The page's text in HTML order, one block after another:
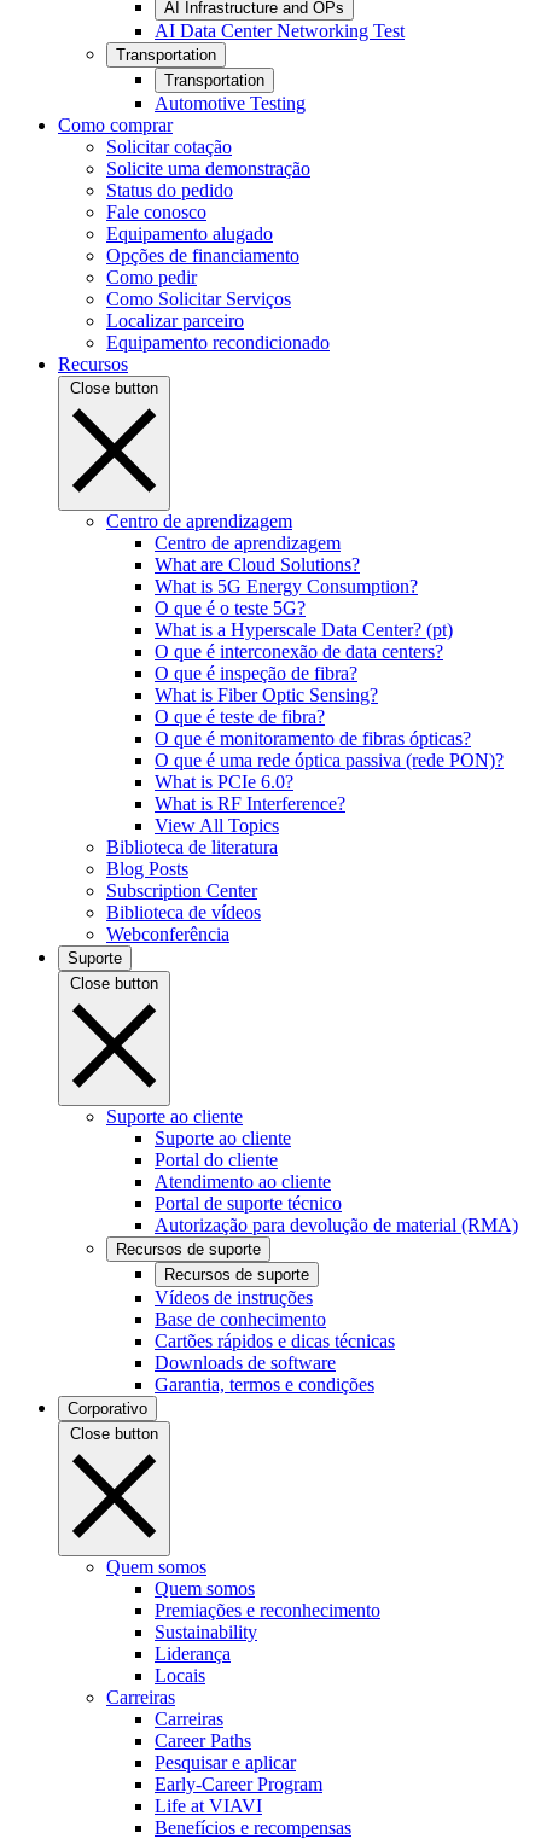
AI Infrastructure and OPs
AI Data Center Networking Test
Transportation
Transportation
Automotive Testing
Como comprar
Solicitar cotação
Solicite uma demonstração
Status do pedido
Fale conosco
Equipamento alugado
Opções de financiamento
Como pedir
Como Solicitar Serviços
Localizar parceiro
Equipamento recondicionado
Recursos
Close button
Centro de aprendizagem
Centro de aprendizagem
What are Cloud Solutions?
What is 5G Energy Consumption?
O que é o teste 5G?
What is a Hyperscale Data Center? (pt)
O que é interconexão de data centers?
O que é inspeção de fibra?
What is Fiber Optic Sensing?
O que é teste de fibra?
O que é monitoramento de fibras ópticas?
O que é uma rede óptica passiva (rede PON)?
What is PCIe 6.0?
What is RF Interference?
View All Topics
Biblioteca de literatura
Blog Posts
Subscription Center
Biblioteca de vídeos
Webconferência
Suporte
Close button
Suporte ao cliente
Suporte ao cliente
Portal do cliente
Atendimento ao cliente
Portal de suporte técnico
Autorização para devolução de material (RMA)
Recursos de suporte
Recursos de suporte
Vídeos de instruções
Base de conhecimento
Cartões rápidos e dicas técnicas
Downloads de software
Garantia, termos e condições
Corporativo
Close button
Quem somos
Quem somos
Premiações e reconhecimento
Sustainability
Liderança
Locais
Carreiras
Carreiras
Career Paths
Pesquisar e aplicar
Early-Career Program
Life at VIAVI
Benefícios e recompensas